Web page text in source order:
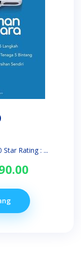
Rating : ...
is:
RM90.00.